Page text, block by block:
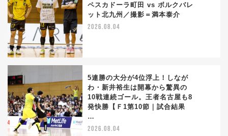
ペスカドーラ町田 vs ボルクバレ
ット北九州／撮影＝満本泰介
2026.08.04
5連勝の大分が4位浮上！しなが
わ・新井裕生は開幕から驚異の
10戦連続ゴール。王者名古屋も8
発快勝【Ｆ1第10節｜試合結果
…
2026.08.04